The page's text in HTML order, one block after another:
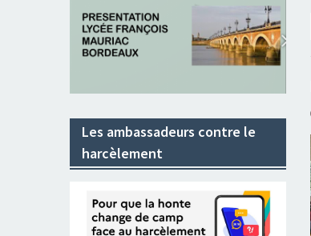
Les ambassadeurs contre le
harcèlement